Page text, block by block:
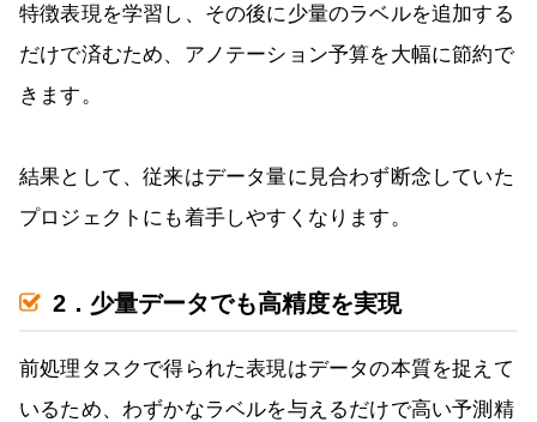
特徴表現を学習し、その後に少量のラベルを追加する
だけで済むため、アノテーション予算を大幅に節約で
きます。
結果として、従来はデータ量に見合わず断念していた
プロジェクトにも着手しやすくなります。
2．少量データでも高精度を実現
前処理タスクで得られた表現はデータの本質を捉えて
いるため、わずかなラベルを与えるだけで高い予測精